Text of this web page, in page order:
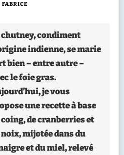
FABRICE
chutney, condiment
indienne, se marie
bien – entre autre –
le foie gras.
je vous
une recette à base
coing, de cranberries et
noix, mijotée dans du
et du miel, relevé